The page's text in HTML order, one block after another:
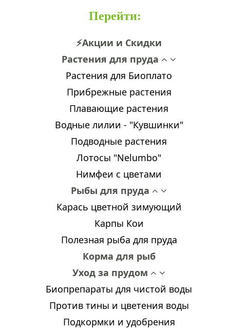
Перейти:
⚡Акции и Скидки
Растения для пруда
Растения для Биоплато
Прибрежные растения
Плавающие растения
Водные лилии - "Кувшинки"
Подводные растения
Лотосы "Nelumbo"
Нимфеи с цветами
Рыбы для пруда
Карась цветной зимующий
Карпы Кои
Полезная рыба для пруда
Корма для рыб
Уход за прудом
Биопрепараты для чистой воды
Против тины и цветения воды
Подкормки и удобрения